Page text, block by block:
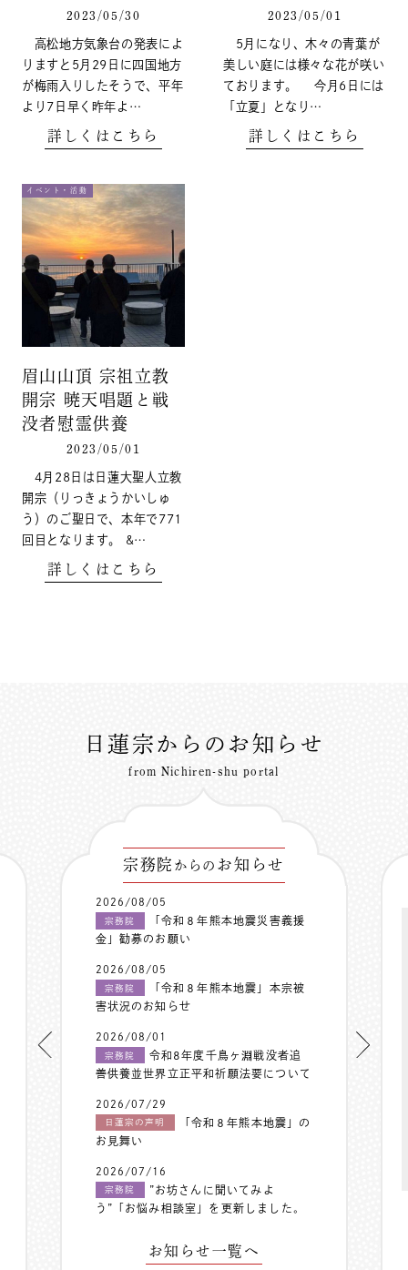
2023/05/30
高松地方気象台の発表によ
りますと5月29日に四国地方
が梅雨入りしたそうで、平年
より7日早く昨年よ…
詳しくはこちら
2023/05/01
5月になり、木々の青葉が
美しい庭には様々な花が咲い
ております。 今月6日には
「立夏」となり…
詳しくはこちら
イベント・活動
眉山山頂 宗祖立教
開宗 暁天唱題と戦
没者慰霊供養
2023/05/01
4月28日は日蓮大聖人立教
開宗（りっきょうかいしゅ
う）のご聖日で、本年で771
回目となります。 &…
詳しくはこちら
日蓮宗からのお知らせ
from Nichiren-shu portal
宗務院 からの お知らせ
2026/08/05
宗務院
「令和８年熊本地震災害義援
金」勧募のお願い
2026/08/05
宗務院
「令和８年熊本地震」本宗被
害状況のお知らせ
2026/08/01
宗務院
令和8年度千鳥ヶ淵戦没者追
善供養並世界立正平和祈願法要について
2026/07/29
日蓮宗の声明
「令和８年熊本地震」の
お見舞い
2026/07/16
宗務院
”お坊さんに聞いてみよ
う”「お悩み相談室」を更新しました。
お知らせ一覧へ